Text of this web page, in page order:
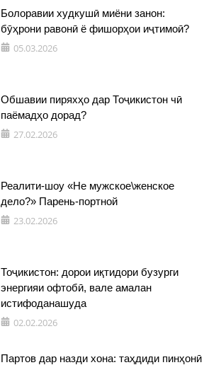
Болоравии худкушӣ миёни занон:
бӯҳрони равонӣ ё фишорҳои иҷтимоӣ?
05.03.2026
Обшавии пиряхҳо дар Тоҷикистон чӣ
паёмадҳо дорад?
27.02.2026
Реалити-шоу «Не мужское\женское
дело?» Парень-портной
23.02.2026
Тоҷикистон: дорои иқтидори бузурги
энергияи офтобӣ, вале амалан
истифоданашуда
02.02.2026
Партов дар назди хона: таҳдиди пинҳонӣ